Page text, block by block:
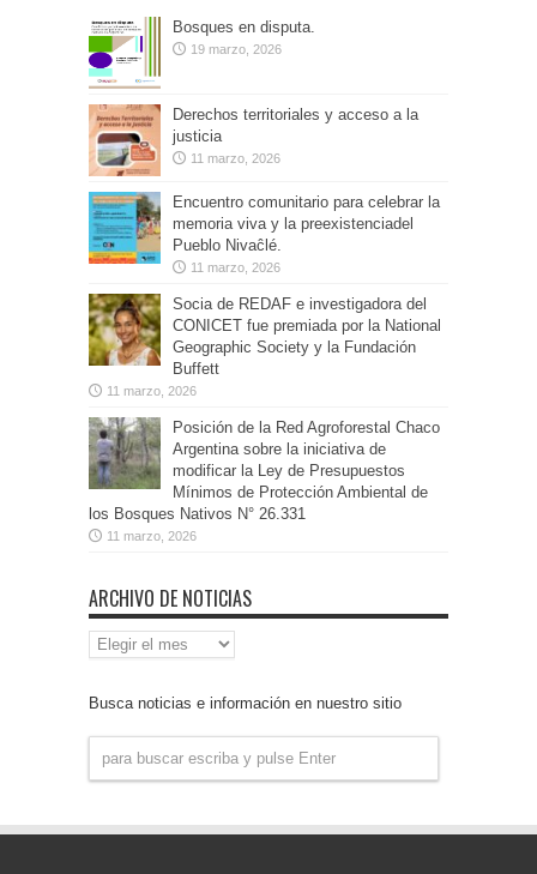
Bosques en disputa.
19 marzo, 2026
Derechos territoriales y acceso a la
justicia
11 marzo, 2026
Encuentro comunitario para celebrar la
memoria viva y la preexistenciadel
Pueblo Nivaĉlé.
11 marzo, 2026
Socia de REDAF e investigadora del
CONICET fue premiada por la National
Geographic Society y la Fundación
Buffett
11 marzo, 2026
Posición de la Red Agroforestal Chaco
Argentina sobre la iniciativa de
modificar la Ley de Presupuestos
Mínimos de Protección Ambiental de
los Bosques Nativos N° 26.331
11 marzo, 2026
ARCHIVO DE NOTICIAS
Archivo
de
Busca noticias e información en nuestro sitio